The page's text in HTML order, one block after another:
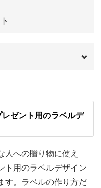
01:59
02:21
ゼント用のラベルデ
人への贈り物に使え
ト用のラベルデザイン
す。ラベルの作り方だ